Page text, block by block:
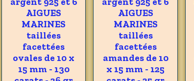
AIGUES
MARINES
taillées
facettées
ovales de 10 x
15 mm - 130
AIGUES
MARINES
taillées
facettées
amandes de 10
x 15 mm - 125